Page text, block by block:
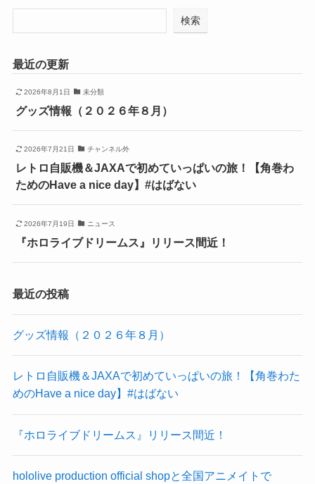
検索
最近の更新
2026年8月1日 未分類
グッズ情報（２０２６年８月）
2026年7月21日 チャンネル外
レトロ自販機＆JAXAで初めていっぱいの旅！【角巻わ
ためのHave a nice day】#はばない
2026年7月19日 ニュース
『ホロライブドリームス』リリース間近！
最近の投稿
グッズ情報（２０２６年８月）
レトロ自販機＆JAXAで初めていっぱいの旅！【角巻わた
めのHave a nice day】#はばない
『ホロライブドリームス』リリース間近！
hololive production official shopと全国アニメイトで